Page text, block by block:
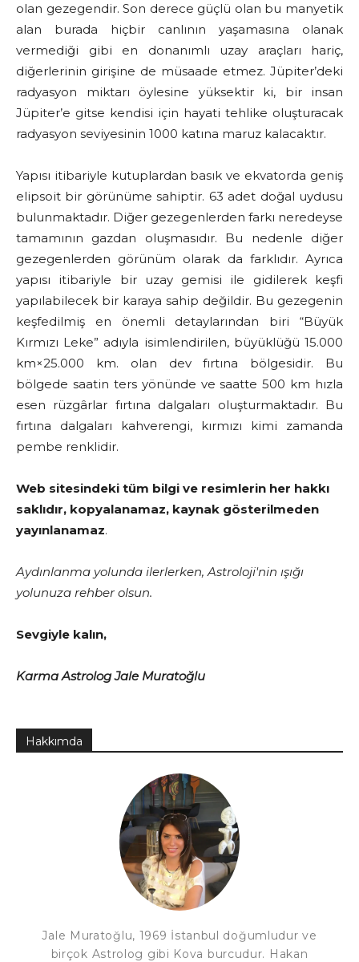
olan gezegendir. Son derece güçlü olan bu manyetik
alan burada hiçbir canlının yaşamasına olanak
vermediği gibi en donanımlı uzay araçları hariç,
diğerlerinin girişine de müsaade etmez. Jüpiter’deki
radyasyon miktarı öylesine yüksektir ki, bir insan
Jüpiter’e gitse kendisi için hayati tehlike oluşturacak
radyasyon seviyesinin 1000 katına maruz kalacaktır.
Yapısı itibariyle kutuplardan basık ve ekvatorda geniş
elipsoit bir görünüme sahiptir. 63 adet doğal uydusu
bulunmaktadır. Diğer gezegenlerden farkı neredeyse
tamamının gazdan oluşmasıdır. Bu nedenle diğer
gezegenlerden görünüm olarak da farklıdır. Ayrıca
yapısı itibariyle bir uzay gemisi ile gidilerek keşfi
yapılabilecek bir karaya sahip değildir. Bu gezegenin
keşfedilmiş en önemli detaylarından biri “Büyük
Kırmızı Leke” adıyla isimlendirilen, büyüklüğü 15.000
km×25.000 km. olan dev fırtına bölgesidir. Bu
bölgede saatin ters yönünde ve saatte 500 km hızla
esen rüzgârlar fırtına dalgaları oluşturmaktadır. Bu
fırtına dalgaları kahverengi, kırmızı kimi zamanda
pembe renklidir.
Web sitesindeki tüm bilgi ve resimlerin her hakkı
saklıdır, kopyalanamaz, kaynak gösterilmeden
yayınlanamaz.
Aydınlanma yolunda ilerlerken, Astroloji'nin ışığı
yolunuza rehber olsun.
Sevgiyle kalın,
Karma Astrolog Jale Muratoğlu
Hakkımda
Jale Muratoğlu, 1969 İstanbul doğumludur ve
birçok Astrolog gibi Kova burcudur. Hakan